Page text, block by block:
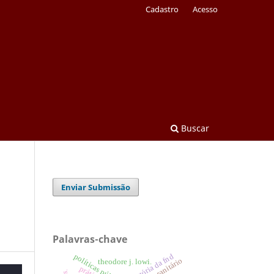
Buscar
Cadastro Acesso
Enviar Submissão
Palavras-chave
theodore j. lowi.